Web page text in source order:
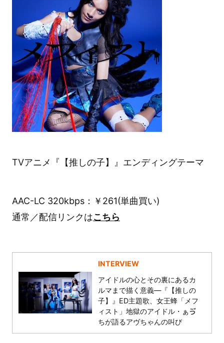
TVアニメ『【推しの子】』エンディングテーマ
AAC-LC 320kbps：￥261(単曲買い)
通常／配信リンクはこちら
INTERVIEW
アイドルの心とその裏にあるカ
ルマまで描く意義―『【推しの
子】』ED主題歌、女王蜂「メフ
ィスト」地獄のアイドル・ぁゔ
ちが語るアヴちゃんの叫び